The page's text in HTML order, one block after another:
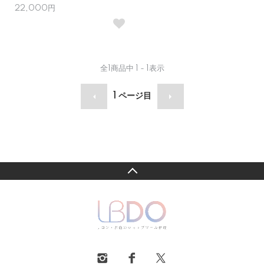
22,000円
全 商品中 1 - 1 表示
ページ目